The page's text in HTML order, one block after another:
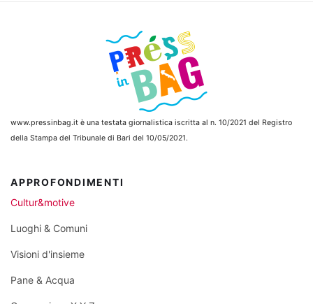
www.pressinbag.it è una testata giornalistica iscritta al n. 10/2021 del Registro
della Stampa del Tribunale di Bari del 10/05/2021.
APPROFONDIMENTI
Cultur&motive
Luoghi & Comuni
Visioni d'insieme
Pane & Acqua